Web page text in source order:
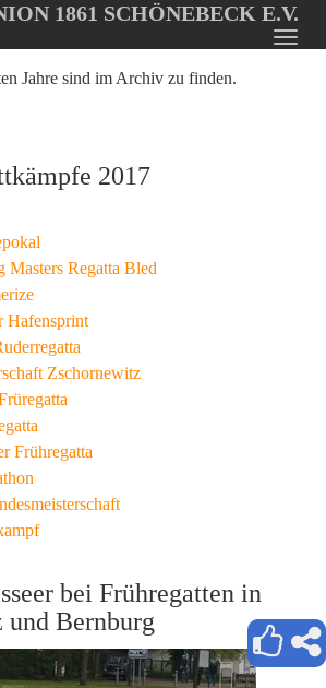
Code: 20260810055343525e14cb
1861 SCHÖNEBECK E.V.
Jahre sind im Archiv zu finden.
2017
Regatta Bled
Hafensprint
Zschornewitz
Frühregatta
bei Frühregatten in
und Bernburg